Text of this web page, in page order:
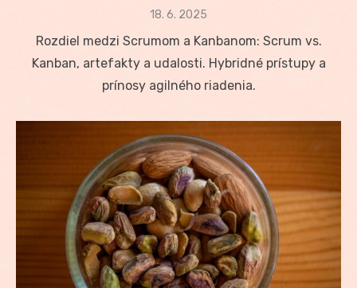
Posted
18. 6. 2025
Rozdiel medzi Scrumom a Kanbanom: Scrum vs.
Kanban, artefakty a udalosti. Hybridné prístupy a
prínosy agilného riadenia.